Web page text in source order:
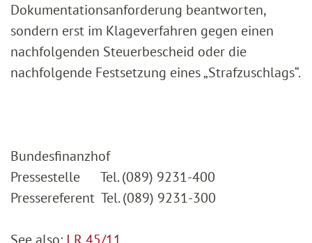
Dokumentationsanforderung beantworten,
sondern erst im Klageverfahren gegen einen
nachfolgenden Steuerbescheid oder die
nachfolgende Festsetzung eines „Strafzuschlags“.
Bundesfinanzhof
Pressestelle Tel. (089) 9231-400
Pressereferent Tel. (089) 9231-300